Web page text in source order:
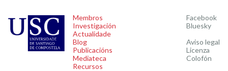
Membros
Investigación
Actualidade
Blog
Publicacións
Mediateca
Recursos
Facebook
Bluesky
Aviso legal
Licenza
Colofón